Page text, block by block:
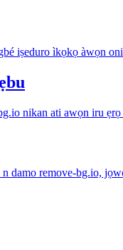
iṣeduro ìkọkọ àwọn
nikan ati awọn iru
damo remove-bg.io,